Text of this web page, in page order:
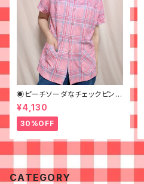
◉ピーチソーダなチェックピンク
シャツ◉古着 半袖シャツ
¥4,130
30%OFF
CATEGORY